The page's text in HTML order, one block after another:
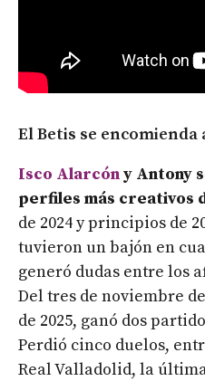
El Betis se encomienda
Isco Alarcóny Antony
perfiles más creativos
de 2024 y principios de
tuvieron un bajón en
generó dudas entre los
Del tres de noviembre
de 2025, ganó dos
Perdió cinco duelos,
Real Valladolid, la